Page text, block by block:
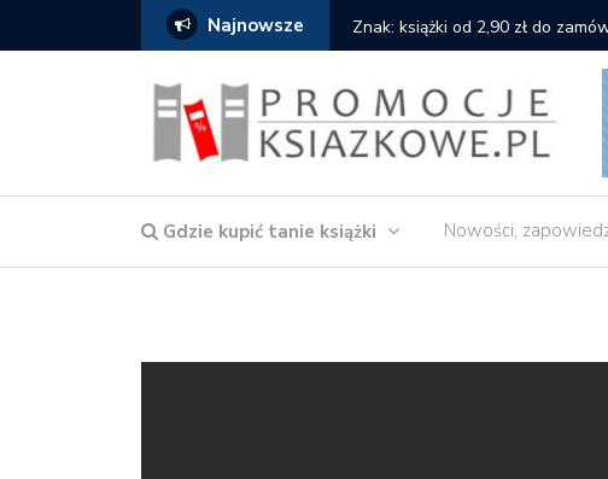
Najnowsze Znak: książki od 2,90 zł do
Gdzie kupić tanie książki Nowości,